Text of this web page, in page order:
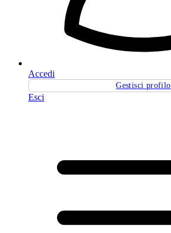
Accedi
Gestisci profilo
Esci